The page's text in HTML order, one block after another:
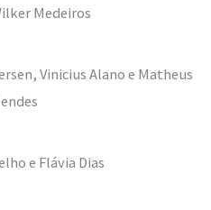
Medeiros
Vinicius Alano e Matheus
e Flávia Dias